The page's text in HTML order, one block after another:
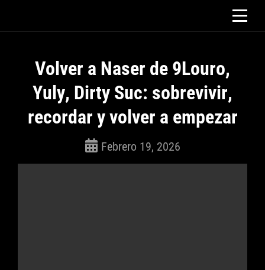
Volver a Naser de 9Louro,
Yuly, Dirty Suc: sobrevivir,
recordar y volver a empezar
Febrero 19, 2026